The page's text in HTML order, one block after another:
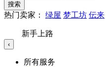
搜索
热门卖家： 绿屋 梦工坊 伝来
新手上路
‹
所有服务